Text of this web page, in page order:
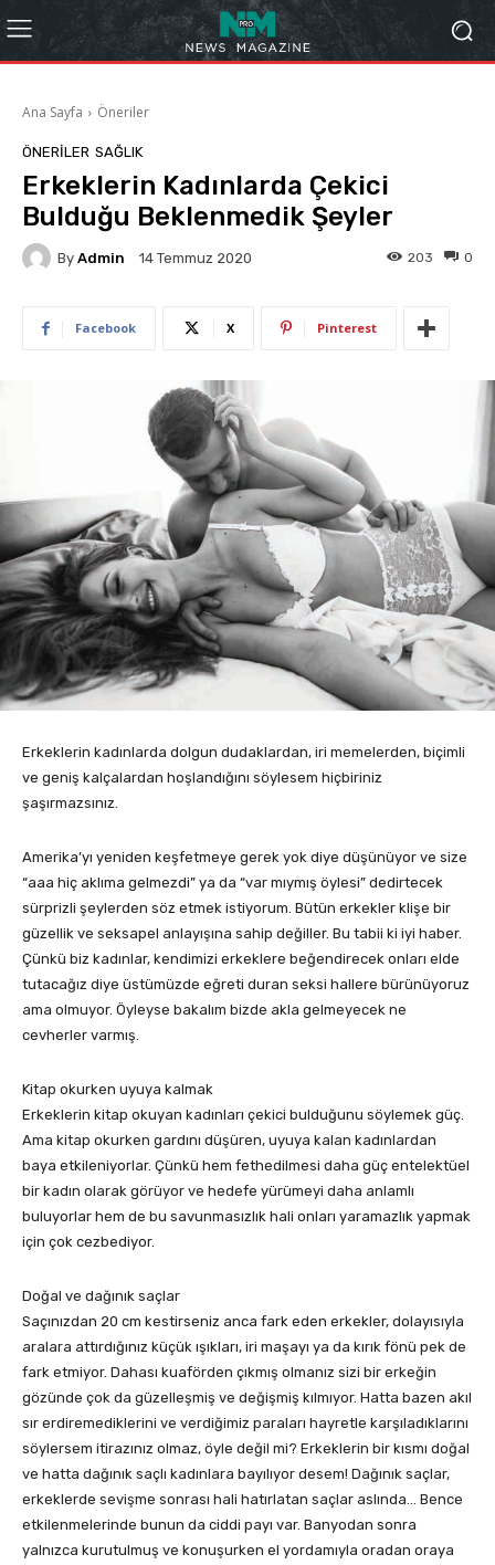
Ana Sayfa Öneriler
ÖNERILER SAĞLIK
Erkeklerin Kadınlarda Çekici
Bulduğu Beklenmedik Şeyler
By Admin 14 Temmuz 2020 0
203
Facebook X Pinterest
Erkeklerin kadınlarda dolgun dudaklardan, iri memelerden, biçimli
ve geniş kalçalardan hoşlandığını söylesem hiçbiriniz
şaşırmazsınız.
Amerika’yı yeniden keşfetmeye gerek yok diye düşünüyor ve size
“aaa hiç aklıma gelmezdi” ya da “var mıymış öylesi” dedirtecek
sürprizli şeylerden söz etmek istiyorum. Bütün erkekler klişe bir
güzellik ve seksapel anlayışına sahip değiller. Bu tabii ki iyi haber.
Çünkü biz kadınlar, kendimizi erkeklere beğendirecek onları elde
tutacağız diye üstümüzde eğreti duran seksi hallere bürünüyoruz
ama olmuyor. Öyleyse bakalım bizde akla gelmeyecek ne
cevherler varmış.
Kitap okurken uyuya kalmak
Erkeklerin kitap okuyan kadınları çekici bulduğunu söylemek güç.
Ama kitap okurken gardını düşüren, uyuya kalan kadınlardan
baya etkileniyorlar. Çünkü hem fethedilmesi daha güç entelektüel
bir kadın olarak görüyor ve hedefe yürümeyi daha anlamlı
buluyorlar hem de bu savunmasızlık hali onları yaramazlık yapmak
için çok cezbediyor.
Doğal ve dağınık saçlar
Saçınızdan 20 cm kestirseniz anca fark eden erkekler, dolayısıyla
aralara attırdığınız küçük ışıkları, iri maşayı ya da kırık fönü pek de
fark etmiyor. Dahası kuaförden çıkmış olmanız sizi bir erkeğin
gözünde çok da güzelleşmiş ve değişmiş kılmıyor. Hatta bazen akıl
sır erdiremediklerini ve verdiğimiz paraları hayretle karşıladıklarını
söylersem itirazınız olmaz, öyle değil mi? Erkeklerin bir kısmı doğal
ve hatta dağınık saçlı kadınlara bayılıyor desem! Dağınık saçlar,
erkeklerde sevişme sonrası hali hatırlatan saçlar aslında… Bence
etkilenmelerinde bunun da ciddi payı var. Banyodan sonra
yalnızca kurutulmuş ve konuşurken el yordamıyla oradan oraya